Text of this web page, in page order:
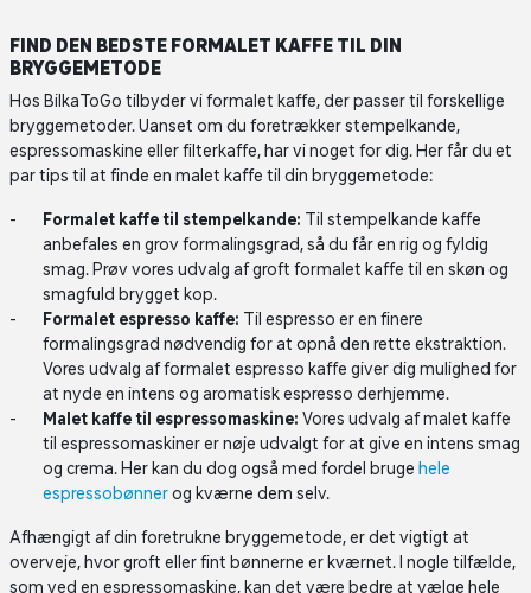
FIND DEN BEDSTE FORMALET KAFFE TIL DIN
BRYGGEMETODE
Hos BilkaToGo tilbyder vi formalet kaffe, der passer til forskellige
bryggemetoder. Uanset om du foretrækker stempelkande,
espressomaskine eller filterkaffe, har vi noget for dig. Her får du et
par tips til at finde en malet kaffe til din bryggemetode:
Formalet kaffe til stempelkande: Til stempelkande kaffe
anbefales en grov formalingsgrad, så du får en rig og fyldig
smag. Prøv vores udvalg af groft formalet kaffe til en skøn og
smagfuld brygget kop.
Formalet espresso kaffe: Til espresso er en finere
formalingsgrad nødvendig for at opnå den rette ekstraktion.
Vores udvalg af formalet espresso kaffe giver dig mulighed for
at nyde en intens og aromatisk espresso derhjemme.
Malet kaffe til espressomaskine: Vores udvalg af malet kaffe
til espressomaskiner er nøje udvalgt for at give en intens smag
og crema. Her kan du dog også med fordel bruge hele
espressobønnerog kværne dem selv.
Afhængigt af din foretrukne bryggemetode, er det vigtigt at
overveje, hvor groft eller fint bønnerne er kværnet. I nogle tilfælde,
som ved en espressomaskine, kan det være bedre at vælge hele